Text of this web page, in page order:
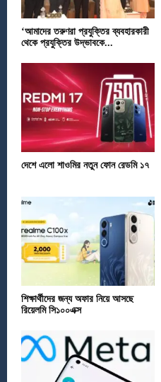
‘আমাদের তরুণরা প্রযুক্তির ব্যবহারকারী
থেকে প্রযুক্তির উদ্ভাবকে...
দেশে এলো শাওমির নতুন ফোন রেডমি ১৭
শিক্ষার্থীদের জন্য অফার নিয়ে আসছে
রিয়েলমি সি১০০এক্স